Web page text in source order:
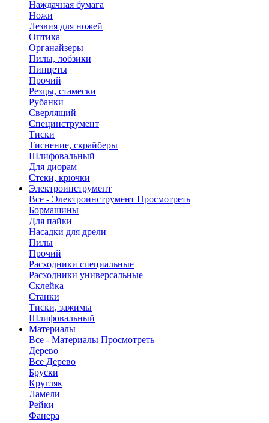
Наждачная бумага
Ножи
Лезвия для ножей
Оптика
Органайзеры
Пилы, лобзики
Пинцеты
Прочий
Резцы, стамески
Рубанки
Сверлящий
Специнструмент
Тиски
Тиснение, скрайберы
Шлифовальный
Для диорам
Стеки, крючки
Электроинструмент
Все - Электроинструмент Просмотреть
Бормашины
Для пайки
Насадки для дрели
Пилы
Прочий
Расходники специальные
Расходники универсальные
Склейка
Станки
Тиски, зажимы
Шлифовальный
Материалы
Все - Материалы Просмотреть
Дерево
Все Дерево
Бруски
Кругляк
Ламели
Рейки
Фанера